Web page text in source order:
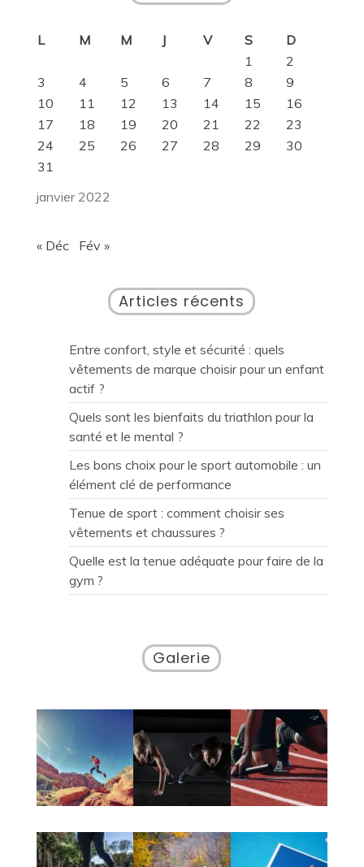
janvier 2022
L M M J V S
D
1
2
3
4 5 6 7 8
9
10
11 12 13 14 15
16
17
18 19 20 21 22
23
24
25 26 27 28 29
30
31
« Déc Fév »
Articles récents
Entre confort, style et sécurité : quels
vêtements de marque choisir pour un enfant
actif ?
Quels sont les bienfaits du triathlon pour la
santé et le mental ?
Les bons choix pour le sport automobile : un
élément clé de performance
Tenue de sport : comment choisir ses
vêtements et chaussures ?
Quelle est la tenue adéquate pour faire de la
gym ?
Galerie